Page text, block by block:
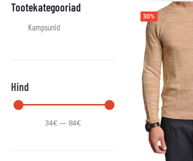
Tootekategooriad
Kampsunid
Hind
34€— 84€
30%